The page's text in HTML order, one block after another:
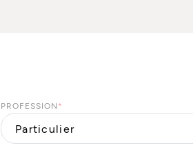
PROFESSION *